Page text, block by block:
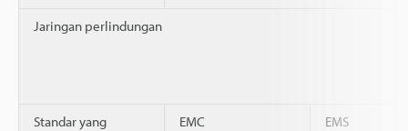
Jaringan perlindungan
Standar yang
EMC EMS